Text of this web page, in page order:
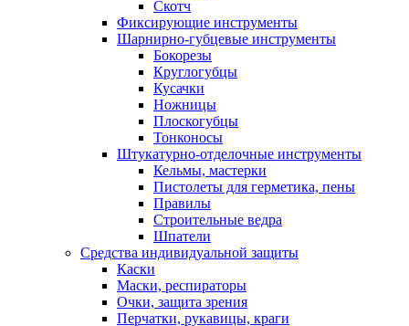
Скотч
Фиксирующие инструменты
Шарнирно-губцевые инструменты
Бокорезы
Круглогубцы
Кусачки
Ножницы
Плоскогубцы
Тонконосы
Штукатурно-отделочные инструменты
Кельмы, мастерки
Пистолеты для герметика, пены
Правилы
Строительные ведра
Шпатели
Средства индивидуальной защиты
Каски
Маски, респираторы
Очки, защита зрения
Перчатки, рукавицы, краги